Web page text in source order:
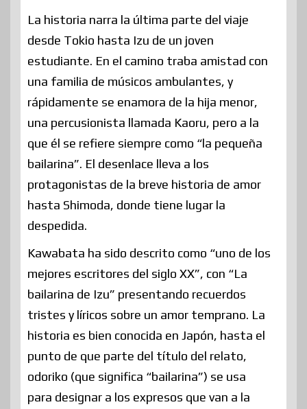
La historia narra la última parte del viaje
desde Tokio hasta Izu de un joven
estudiante. En el camino traba amistad con
una familia de músicos ambulantes, y
rápidamente se enamora de la hija menor,
una percusionista llamada Kaoru, pero a la
que él se refiere siempre como “la pequeña
bailarina”. El desenlace lleva a los
protagonistas de la breve historia de amor
hasta Shimoda, donde tiene lugar la
despedida.
Kawabata ha sido descrito como “uno de los
mejores escritores del siglo XX”,​ con “La
bailarina de Izu” presentando recuerdos
tristes y líricos sobre un amor temprano.​ La
historia es bien conocida en Japón, hasta el
punto de que parte del título del relato,
odoriko (que significa “bailarina”) se usa
para designar a los expresos que van a la